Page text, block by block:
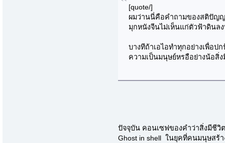
[quote/]
ผมว่านนี่คือคำถามของสติปัญ
มุกหนังจีนไม่เห็นแก่ตัวฟ้าดินล
บางทีถ้าเอไอทำทุกอย่างเพื่อป
ความเป็นมนุษย์หรอือย่างน้อสิ่
ปัจจุบัน คอนเซฟของคำว่าสิ่งมีชีวิ
Ghost in shell ในยุคที่คนมนุษสร้า